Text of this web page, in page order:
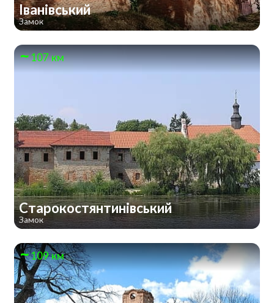
Іванівський
Замок
107 км
Старокостянтинівський
Замок
109 км